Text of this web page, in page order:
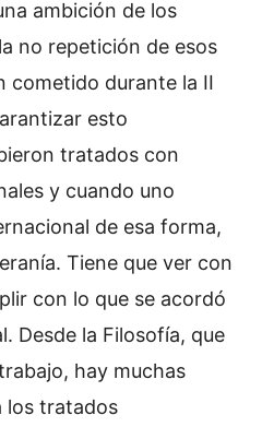
ambición de los
no repetición de esos
cometido durante la II
esto
tratados con
y cuando uno
de esa forma,
Tiene que ver con
con lo que se acordó
Desde la Filosofía, que
hay muchas
los tratados